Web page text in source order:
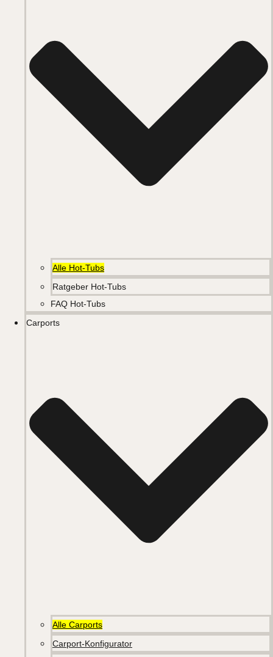
Alle Hot-Tubs
Ratgeber Hot-Tubs
FAQ Hot-Tubs
Carports
Alle Carports
Carport-Konfigurator